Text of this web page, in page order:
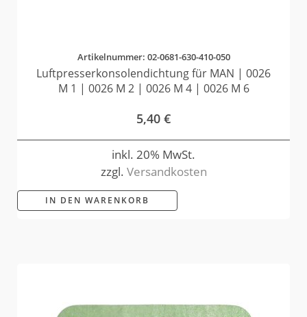
Artikelnummer: 02-0681-630-410-050
Luftpresserkonsolendichtung für MAN | 0026
M 1 | 0026 M 2 | 0026 M 4 | 0026 M 6
5,40 €
inkl. 20% MwSt.
zzgl. Versandkosten
IN DEN WARENKORB